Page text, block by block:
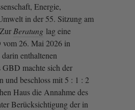
Energie,
in der 55. Sitzung am
Beratung lag eine
vom 26. Mai 2026 in
enthaltenen
GBD machte sich der
und beschloss mit 5 : 1 : 2
Haus die Annahme des
Berücksichtigung der in